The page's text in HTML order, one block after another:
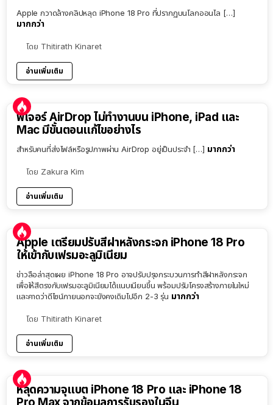
Apple กวาดล้างคลิปหลุด iPhone 18 Pro ที่ปรากฏบนโลกออนไล […]
มากกว่า
โดย Thitirath Kinaret
อ่านเพิ่มเติม
ฟีเจอร์ AirDrop ไม่ทำงานบน iPhone, iPad และ
Mac มีขั้นตอนแก้ไขอย่างไร
สำหรับคนที่ส่งไฟล์หรือรูปภาพผ่าน AirDrop อยู่เป็นประจำ […] มากกว่า
โดย Zakura Kim
อ่านเพิ่มเติม
Apple เตรียมปรับสีฝาหลังกระจก iPhone 18 Pro
ให้เข้ากับเฟรมอะลูมิเนียม
ข่าวลือล่าสุดเผย iPhone 18 Pro อาจปรับปรุงกระบวนการทำสีฝาหลังกระจก
เพื่อให้สีตรงกับเฟรมอะลูมิเนียมได้แนบเนียนขึ้น พร้อมปรับโครงสร้างภายในใหม่
และคาดว่าดีไซน์ภายนอกจะยังคงเดิมไปอีก 2-3 รุ่น มากกว่า
โดย Thitirath Kinaret
อ่านเพิ่มเติม
หลุดความจุแบต iPhone 18 Pro และ iPhone 18